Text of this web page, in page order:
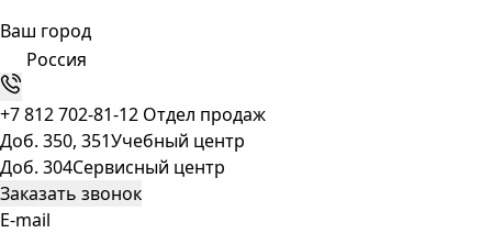
Ваш город
Россия
+7 812 702-81-12 Отдел продаж
Доб. 350, 351Учебный центр
Доб. 304Сервисный центр
Заказать звонок
E-mail